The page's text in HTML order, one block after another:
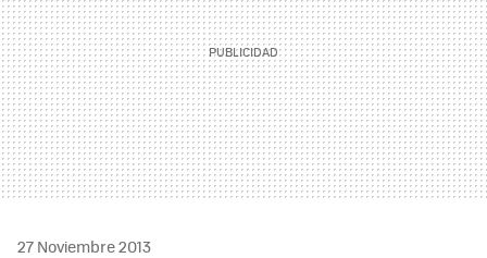
27 Noviembre 2013